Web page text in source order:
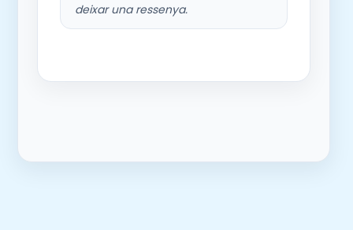
deixar una ressenya.